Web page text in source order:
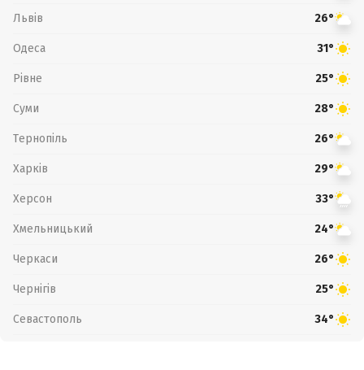
Львів 26°
Одеса 31°
Рівне 25°
Суми 28°
Тернопіль 26°
Харків 29°
Херсон 33°
Хмельницький 24°
Черкаси 26°
Чернігів 25°
Севастополь 34°